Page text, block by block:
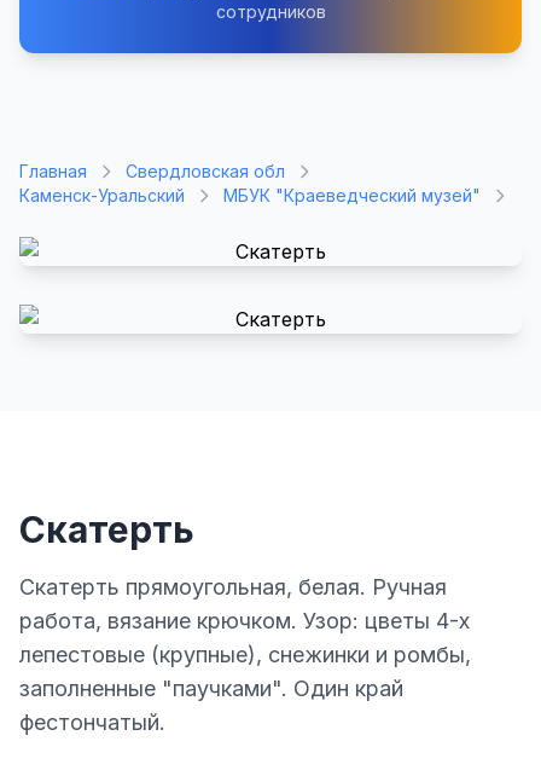
сотрудников
Главная
Свердловская обл
Каменск-Уральский
МБУК "Краеведческий музей"
Скатерть
Скатерть прямоугольная, белая. Ручная
работа, вязание крючком. Узор: цветы 4-х
лепестовые (крупные), снежинки и ромбы,
заполненные "паучками". Один край
фестончатый.